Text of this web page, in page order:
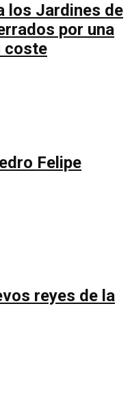
los Jardines de
por una
coste
Felipe
reyes de la